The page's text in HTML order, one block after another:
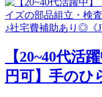
【20~40代活
円可】手のひ